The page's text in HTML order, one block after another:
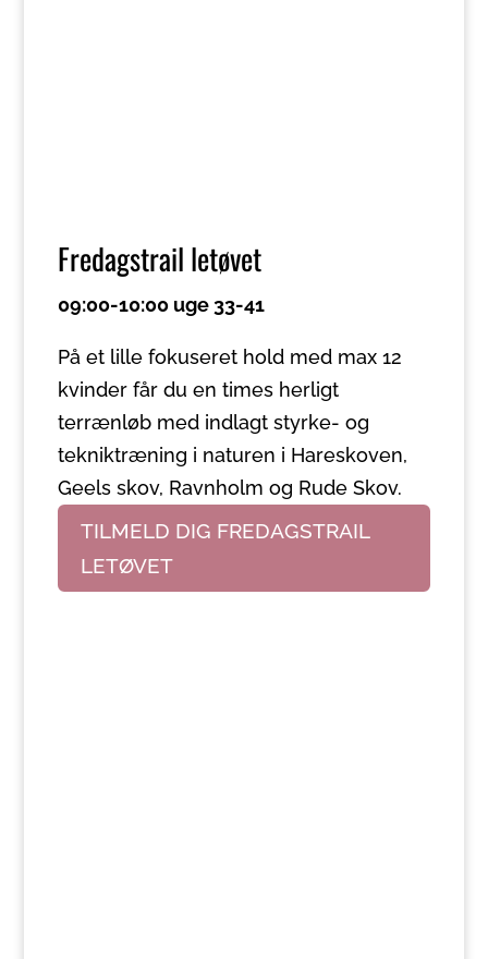
Fredagstrail letøvet
09:00-10:00 uge 33-41
På et lille fokuseret hold med max 12
kvinder får du en times herligt
terrænløb med indlagt styrke- og
tekniktræning i naturen i Hareskoven,
Geels skov, Ravnholm og Rude Skov.
TILMELD DIG FREDAGSTRAIL
LETØVET